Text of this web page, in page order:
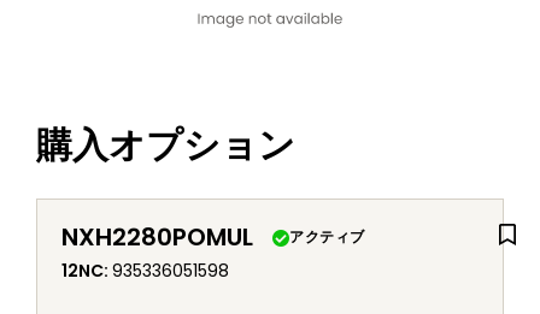
購入オプション
NXH2280POMUL アクティブ
12NC: 935336051598